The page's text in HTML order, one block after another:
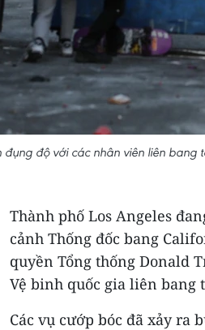
đụng độ với các nhân viên liên
Thành phố Los Angeles
cảnh Thống đốc bang
quyền Tổng thống Donald
Vệ binh quốc gia liên bang
Các vụ cướp bóc đã xảy ra